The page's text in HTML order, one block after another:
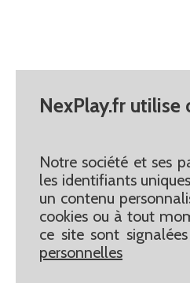
NexPlay.fr utilise
Notre société et ses
les identifiants
un contenu
cookies ou à tout
ce site sont
personnelles